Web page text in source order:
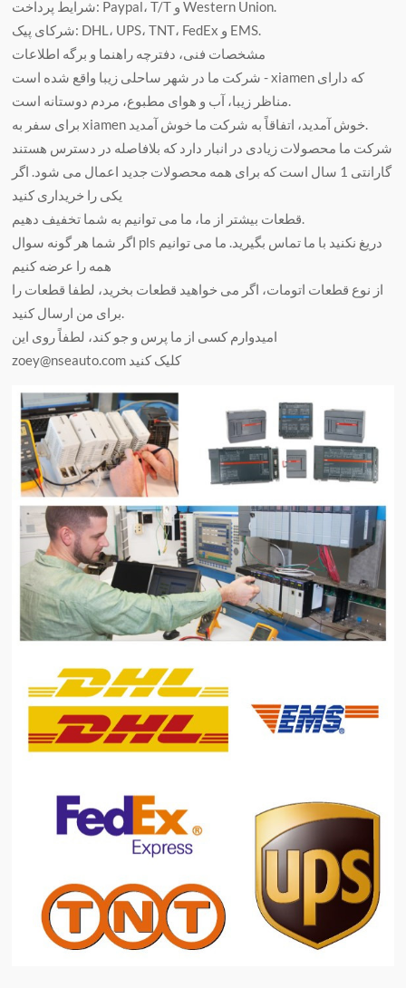
شرایط پرداخت: Paypal، T/T و Western Union.
شرکای پیک: DHL، UPS، TNT، FedEx و EMS.
مشخصات فنی، دفترچه راهنما و برگه اطلاعات
شرکت ما در شهر ساحلی زیبا واقع شده است - xiamen که دارای
مناظر زیبا، آب و هوای مطبوع، مردم دوستانه است.
برای سفر به xiamen خوش آمدید، اتفاقاً به شرکت ما خوش آمدید.
شرکت ما محصولات زیادی در انبار دارد که بلافاصله در دسترس هستند
گارانتی 1 سال است که برای همه محصولات جدید اعمال می شود. اگر
یکی را خریداری کنید
قطعات بیشتر از ما، ما می توانیم به شما تخفیف دهیم.
اگر شما هر گونه سوال pls دریغ نکنید با ما تماس بگیرید. ما می توانیم
همه را عرضه کنیم
از نوع قطعات اتومات، اگر می خواهید قطعات بخرید، لطفا قطعات را
برای من ارسال کنید.
امیدوارم کسی از ما پرس و جو کند، لطفاً روی این
zoey@nseauto.com کلیک کنید